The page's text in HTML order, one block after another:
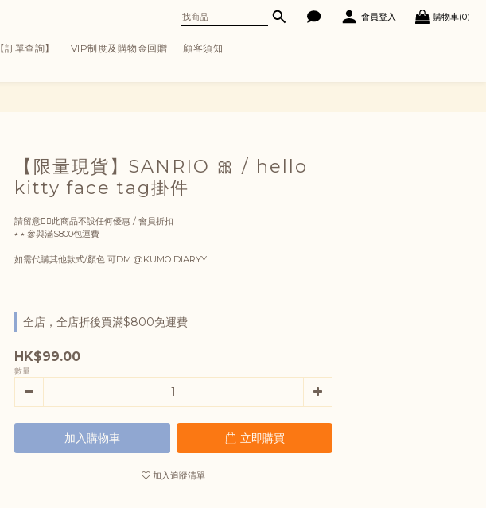
會員登入 購物車(0)
【訂單查詢】 VIP制度及購物金回贈 顧客須知
【限量現貨】SANRIO 🎀 / hello
kitty face tag掛件
請留意👇🏻此商品不設任何優惠 / 會員折扣
⭑ ⭑ 參與滿$800包運費
如需代購其他款式/顏色 可DM @KUMO.DIARYY
全店，全店折後買滿$800免運費
HK$99.00
數量
加入購物車 立即購買
加入追蹤清單